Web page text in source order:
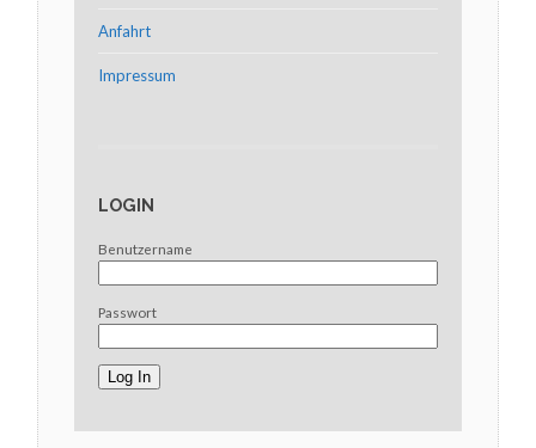
Anfahrt
Impressum
LOGIN
Benutzername
Passwort